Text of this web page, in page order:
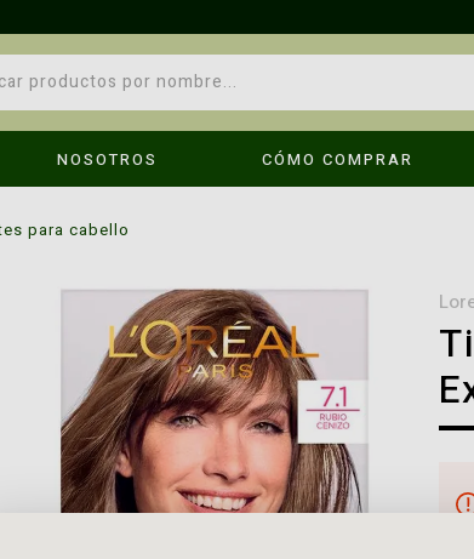
No se encontraron resultados
¿Qué hago?
Compruebe los términos
Intenta utilizar una sola palabra.
Utilice términos genéricos en la
Busque utilizar sinónimos al
NOSOTROS CÓMO COMPRAR
para cabello